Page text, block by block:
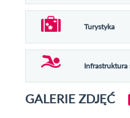
Turystyka
Infrastruktura
GALERIE ZDJĘĆ